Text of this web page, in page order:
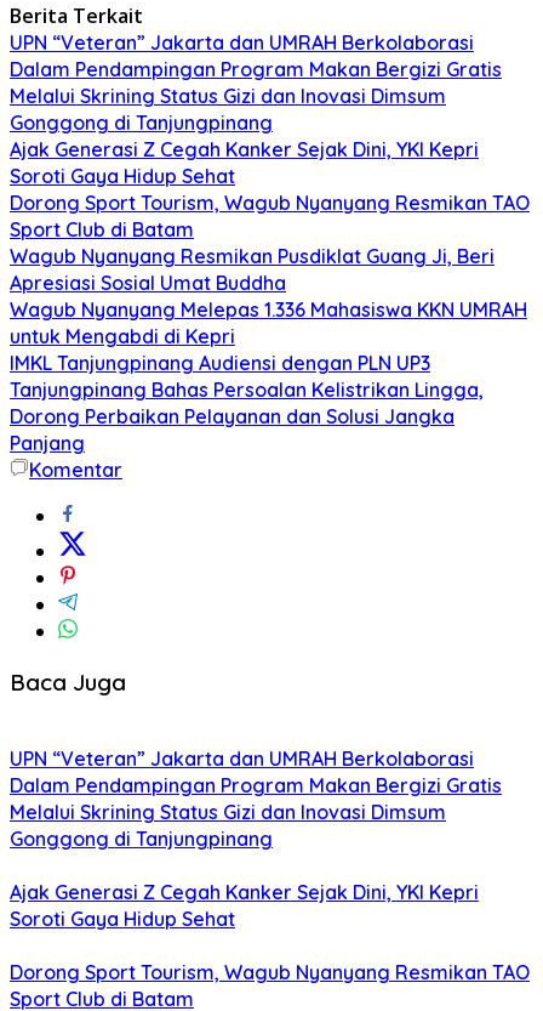
Berita Terkait
UPN “Veteran” Jakarta dan UMRAH Berkolaborasi
Dalam Pendampingan Program Makan Bergizi Gratis
Melalui Skrining Status Gizi dan Inovasi Dimsum
Gonggong di Tanjungpinang
Ajak Generasi Z Cegah Kanker Sejak Dini, YKI Kepri
Soroti Gaya Hidup Sehat
Dorong Sport Tourism, Wagub Nyanyang Resmikan TAO
Sport Club di Batam
Wagub Nyanyang Resmikan Pusdiklat Guang Ji, Beri
Apresiasi Sosial Umat Buddha
Wagub Nyanyang Melepas 1.336 Mahasiswa KKN UMRAH
untuk Mengabdi di Kepri
IMKL Tanjungpinang Audiensi dengan PLN UP3
Tanjungpinang Bahas Persoalan Kelistrikan Lingga,
Dorong Perbaikan Pelayanan dan Solusi Jangka
Panjang
Komentar
Baca Juga
UPN “Veteran” Jakarta dan UMRAH Berkolaborasi
Dalam Pendampingan Program Makan Bergizi Gratis
Melalui Skrining Status Gizi dan Inovasi Dimsum
Gonggong di Tanjungpinang
Ajak Generasi Z Cegah Kanker Sejak Dini, YKI Kepri
Soroti Gaya Hidup Sehat
Dorong Sport Tourism, Wagub Nyanyang Resmikan TAO
Sport Club di Batam